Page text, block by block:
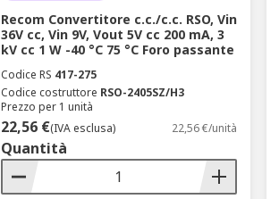
Recom Convertitore c.c./c.c. RSO, Vin
36V cc, Vin 9V, Vout 5V cc 200 mA, 3
kV cc 1 W -40 °C 75 °C Foro passante
Codice RS 417-275
Codice costruttore RSO-2405SZ/H3
Prezzo per 1 unità
22,56 €(IVA esclusa) 22,56 €/unità
Quantità